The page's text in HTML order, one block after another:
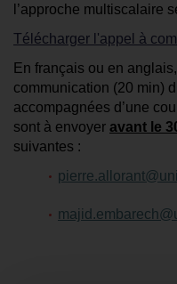
l’approche multiscalaire
Télécharger l'appel à
En français ou en
communication (20 min)
accompagnées d’une
sont à envoyer avant le
suivantes :